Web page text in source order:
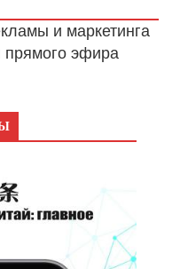
и маркетинга
эфира